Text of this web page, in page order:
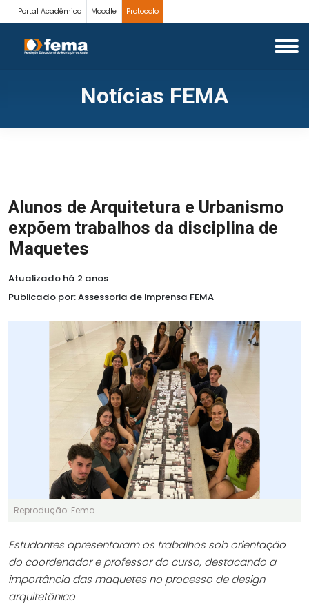
Portal Acadêmico Moodle Protocolo
Notícias FEMA
Alunos de Arquitetura e Urbanismo
expõem trabalhos da disciplina de
Maquetes
Atualizado há 2 anos
Publicado por: Assessoria de Imprensa FEMA
Reprodução: Fema
Estudantes apresentaram os trabalhos sob orientação
do coordenador e professor do curso, destacando a
importância das maquetes no processo de design
arquitetônico